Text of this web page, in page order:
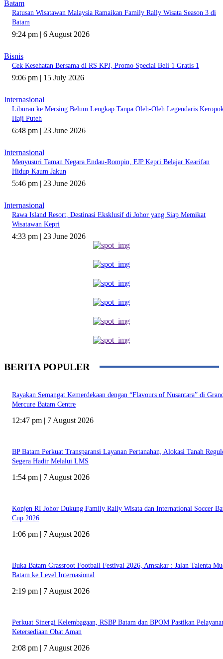
Batam
Ratusan Wisatawan Malaysia Ramaikan Family Rally Wisata Season 3 di
Batam
9:24 pm | 6 August 2026
Bisnis
Cek Kesehatan Bersama di RS KPJ, Promo Special Beli 1 Gratis 1
9:06 pm | 15 July 2026
Internasional
Liburan ke Mersing Belum Lengkap Tanpa Oleh-Oleh Legendaris
Haji Puteh
6:48 pm | 23 June 2026
Internasional
Menyusuri Taman Negara Endau-Rompin, FJP Kepri Belajar Kearifan
Hidup Kaum Jakun
5:46 pm | 23 June 2026
Internasional
Rawa Island Resort, Destinasi Eksklusif di Johor yang Siap Memikat
Wisatawan Kepri
4:33 pm | 23 June 2026
BERITA POPULER
Rayakan Semangat Kemerdekaan dengan “Flavours of Nusantara” di
Mercure Batam Centre
12:47 pm | 7 August 2026
BP Batam Perkuat Transparansi Layanan Pertanahan, Alokasi Tanah
Segera Hadir Melalui LMS
1:54 pm | 7 August 2026
Konjen RI Johor Dukung Family Rally Wisata dan International Soccer
Cup 2026
1:06 pm | 7 August 2026
Buka Batam Grassroot Football Festival 2026, Amsakar : Jalan Talenta
Batam ke Level Internasional
2:19 pm | 7 August 2026
Perkuat Sinergi Kelembagaan, RSBP Batam dan BPOM Pastikan
Ketersediaan Obat Aman
2:08 pm | 7 August 2026